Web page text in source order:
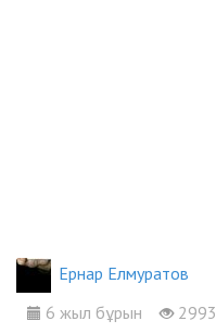
Ернар Елмуратов
6 жыл бұрын
2993